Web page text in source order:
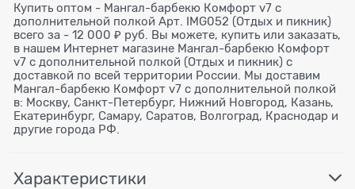
Купить оптом - Мангал-барбекю Комфорт v7 с
дополнительной полкой Арт. IMG052 (Отдых и пикник)
всего за - 12 000 ₽ руб. Вы можете, купить или заказать,
в нашем Интернет магазине Мангал-барбекю Комфорт
v7 с дополнительной полкой (Отдых и пикник) с
доставкой по всей территории России. Мы доставим
Мангал-барбекю Комфорт v7 с дополнительной полкой
в: Москву, Санкт-Петербург, Нижний Новгород, Казань,
Екатеринбург, Самару, Саратов, Волгоград, Краснодар и
другие города РФ.
Характеристики